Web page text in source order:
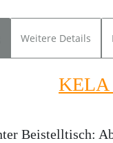
Weitere Details
KELA
Beistelltisch: